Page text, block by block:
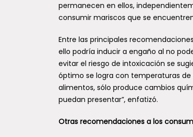
permanecen en ellos,
consumir mariscos que se
Entre las principales
ello podría inducir a engaño al no
evitar el riesgo de intoxicación se
óptimo se logra con temperaturas de
alimentos, sólo produce cambios
puedan presentar”, enfatizó.
Otras recomendaciones a los